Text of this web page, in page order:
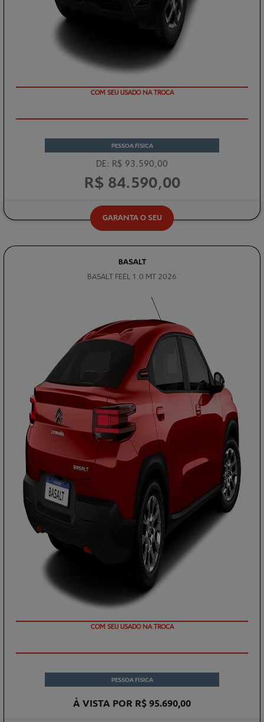
TAXA 0 %
PESSOA FÍSICA
DE: R$ 93.590,00
R$ 84.590,00
GARANTA O SEU
BASALT
BASALT FEEL 1.0 MT 2026
OU TAXA 0%
À VISTA POR R$ 95.690,00
PESSOA FÍSICA